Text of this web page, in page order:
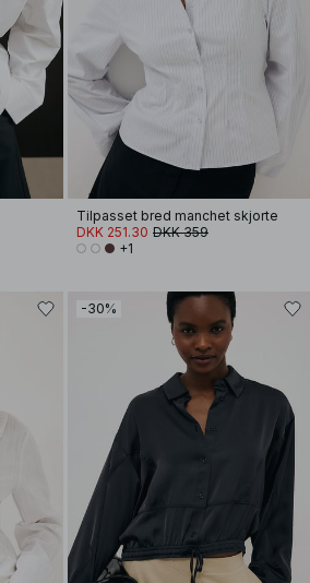
Tilpasset bred manchet skjorte
DKK 251.30 DKK 359
+1
-30%